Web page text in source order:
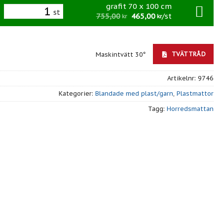
st
grafit 70 x 100 cm
755,00 kr 465,00 kr/st
Maskintvätt 30° TVÄTTRÅD
Artikelnr: 9746
Kategorier: Blandade med plast/garn, Plastmattor
Tagg: Horredsmattan